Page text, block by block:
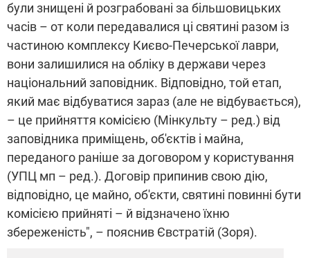
були знищені й розграбовані за більшовицьких
часів – от коли передавалися ці святині разом із
частиною комплексу Києво-Печерської лаври,
вони залишилися на обліку в держави через
національний заповідник. Відповідно, той етап,
який має відбуватися зараз (але не відбувається),
– це прийняття комісією (Мінкульту – ред.) від
заповідника приміщень, об'єктів і майна,
переданого раніше за договором у користування
(УПЦ мп – ред.). Договір припинив свою дію,
відповідно, це майно, об'єкти, святині повинні бути
комісією прийняті – й відзначено їхню
збереженість", – пояснив Євстратій (Зоря).